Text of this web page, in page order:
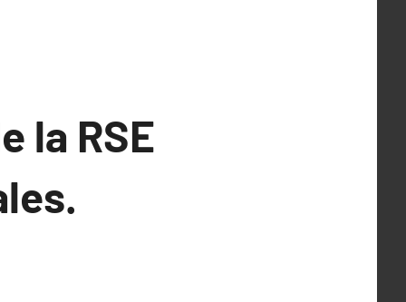
la RSE